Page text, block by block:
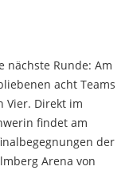
nächste Runde: Am
acht Teams
Vier. Direkt im
findet am
der
Arena von